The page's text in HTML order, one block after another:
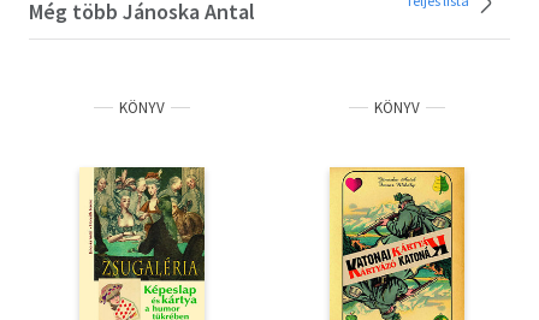
Még több Jánoska Antal
KÖNYV KÖNYV